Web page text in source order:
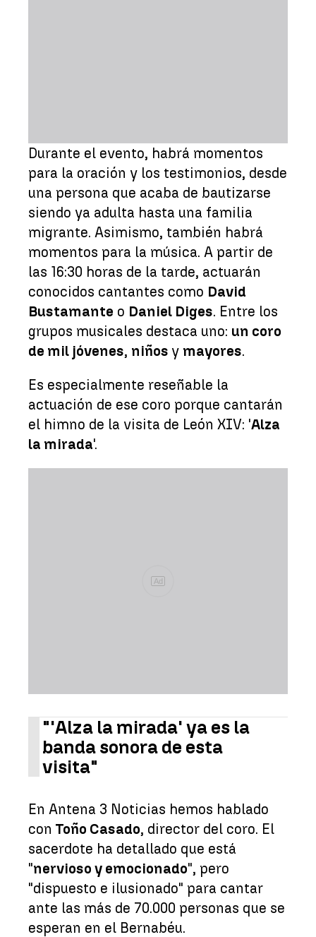
Durante el evento, habrá momentos
para la oración y los testimonios, desde
una persona que acaba de bautizarse
siendo ya adulta hasta una familia
migrante. Asimismo, también habrá
momentos para la música. A partir de
las 16:30 horas de la tarde, actuarán
conocidos cantantes como David
Bustamante o Daniel Diges. Entre los
grupos musicales destaca uno: un coro
de mil jóvenes, niños y mayores.
Es especialmente reseñable la
actuación de ese coro porque cantarán
el himno de la visita de León XIV: 'Alza
la mirada'.
Ad
"'Alza la mirada' ya es la
banda sonora de esta
visita"
En Antena 3 Noticias hemos hablado
con Toño Casado, director del coro. El
sacerdote ha detallado que está
"nervioso y emocionado", pero
"dispuesto e ilusionado" para cantar
ante las más de 70.000 personas que se
esperan en el Bernabéu.